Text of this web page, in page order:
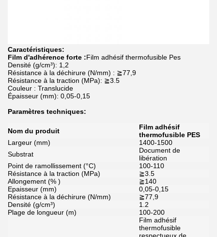
Caractéristiques:
Film d'adhérence forte :Film adhésif thermofusible Pes
Densité (g/cm³): 1,2
Résistance à la déchirure (N/mm) : ≧77,9
Résistance à la traction (MPa): ≧3.5
Couleur : Translucide
Épaisseur (mm): 0,05-0,15
Paramètres techniques:
Nom du produit
Film adhésif
thermofusible PES
Largeur (mm)
1400-1500
Substrat
Document de
libération
Point de ramollissement (°C)
100-110
Résistance à la traction (MPa)
≧3.5
Allongement (% )
≧140
Epaisseur (mm)
0,05-0,15
Résistance à la déchirure (N/mm)
≧77,9
Densité (g/cm³)
1.2
Plage de longueur (m)
100-200
Film adhésif
thermofusible